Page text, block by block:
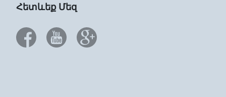
Հետևեք Մեզ